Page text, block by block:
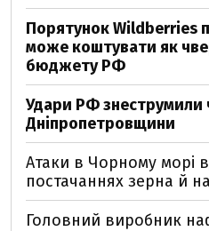
Порятунок Wildberries
може коштувати як
бюджету РФ
Удари РФ знеструмили
Дніпропетровщини
Атаки в Чорному морі
постачаннях зерна й
Головний виробник